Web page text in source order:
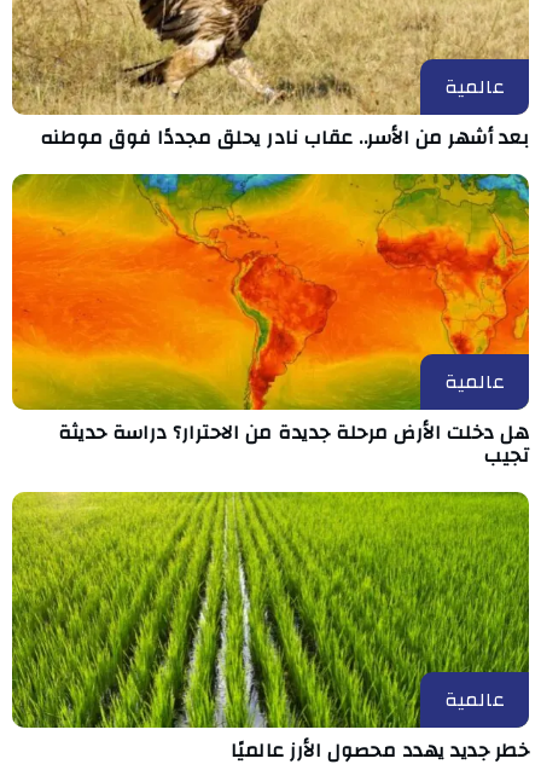
عالمية
بعد أشهر من الأسر.. عقاب نادر يحلق مجددًا فوق موطنه
عالمية
هل دخلت الأرض مرحلة جديدة من الاحترار؟ دراسة حديثة
تجيب
عالمية
خطر جديد يهدد محصول الأرز عالميًا